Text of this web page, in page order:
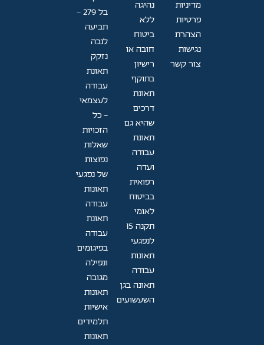
מדיניות
פרטיות
הצהרת
נגישות
צור קשר
נהיגה
ללא
ביטוח
חובה או
רישיון
בתוקף
תאונת
דרכים
שהיא גם
תאונת
עבודה
ועדה
רפואית
בביטוח
לאומי
תקנה 15
לנפגעי
תאונות
עבודה
תאונה בגן
השעשועים
בל 279 -
תביעה
לנכה
נזקק
תאונת
עבודה
לעצמאי
- כל
הזכויות
שאלות
נפוצות
של נפגעי
תאונות
עבודה
תאונת
עבודה
בפיגומים
ונפילה
מגובה
תאונות
אישיות
תלמידים
תאונות